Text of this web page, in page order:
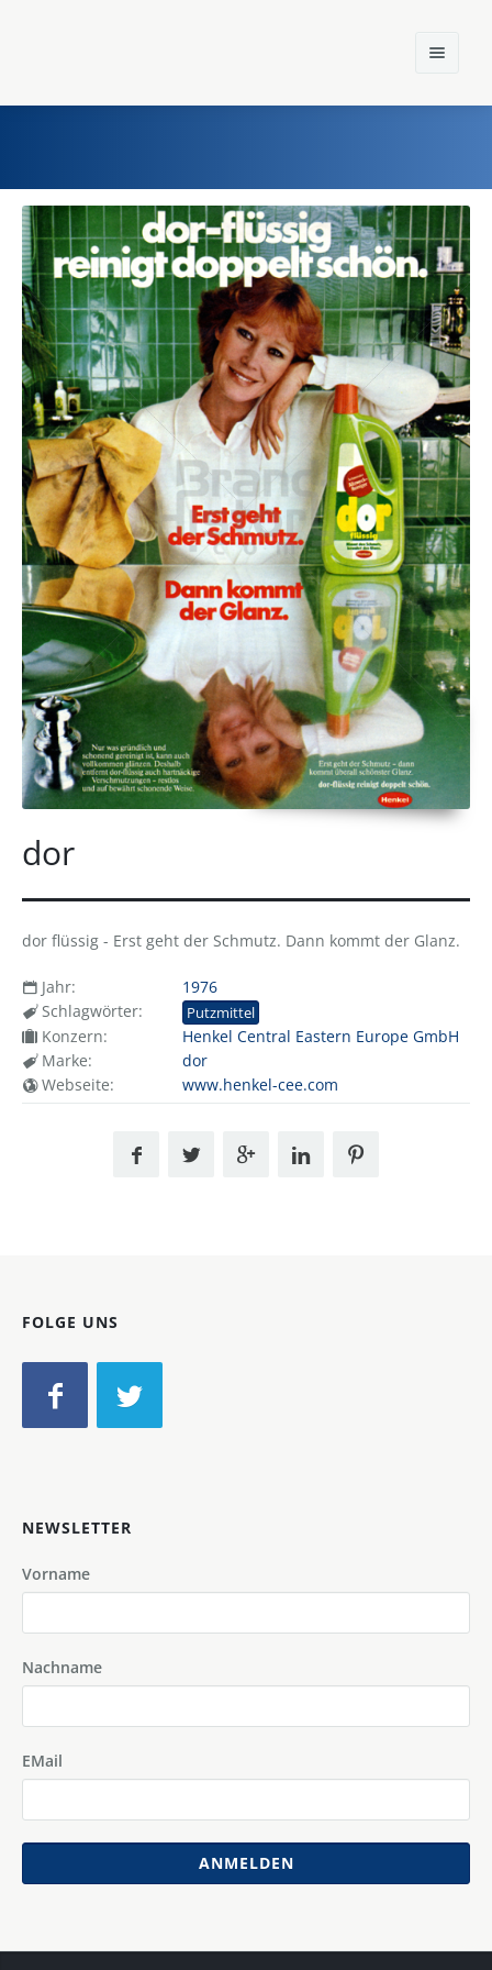
Home
Einst und Heute
Marken
Konzerne
Epoche
dor
dor flüssig - Erst geht der Schmutz. Dann kommt der Glanz.
Jahr:
1976
Schlagwörter:
Putzmittel
Konzern:
Henkel Central Eastern Europe GmbH
Marke:
dor
Webseite:
www.henkel-cee.com
FOLGE UNS
NEWSLETTER
Vorname
Nachname
EMail
ANMELDEN